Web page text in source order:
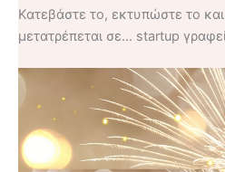
Κατεβάστε το, εκτυπώστε το
μετατρέπεται σε… startup
Πρόγραμμα
Αναπαραγωγής
Βίντεο